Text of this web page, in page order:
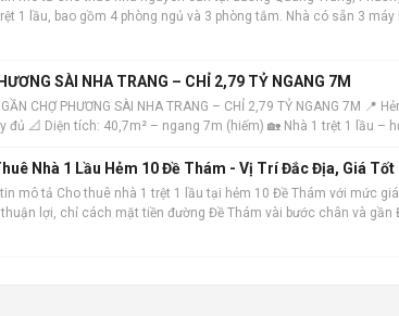
1 lầu, bao gồm 4 phòng ngủ và 3 phòng tắm. Nhà có sẵn 3
SÀI NHA TRANG – CHỈ 2,79 TỶ NGANG 7M
CHỢ PHƯƠNG SÀI NHA TRANG – CHỈ 2,79 TỶ NGANG 7M 📍
đủ 📐 Diện tích: 40,7m² – ngang 7m (hiếm) 🏡 Nhà 1 trệt 1 lầu –
Nhà 1 Lầu Hẻm 10 Đề Thám - Vị Trí Đắc Địa, Giá Tốt
mô tả Cho thuê nhà 1 trệt 1 lầu tại hẻm 10 Đề Thám với mức
lợi, chỉ cách mặt tiền đường Đề Thám vài bước chân và gần